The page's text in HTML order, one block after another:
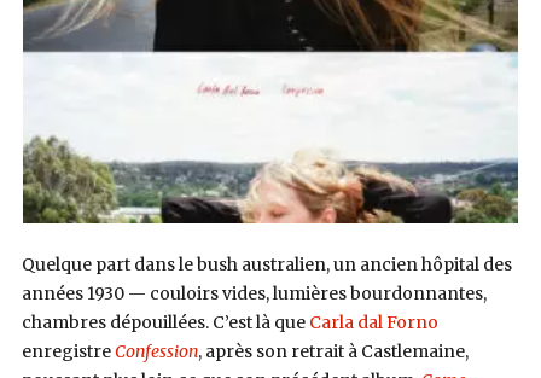
Quelque part dans le bush australien, un ancien hôpital des
années 1930 — couloirs vides, lumières bourdonnantes,
chambres dépouillées. C’est là que Carla dal Forno
enregistreConfession, après son retrait à Castlemaine,